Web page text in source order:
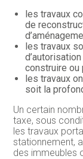
les travaux
de
les travaux
construire ou
les travaux
soit la
Un certain
taxe, sous
les travaux
stationnement,
des immeubles